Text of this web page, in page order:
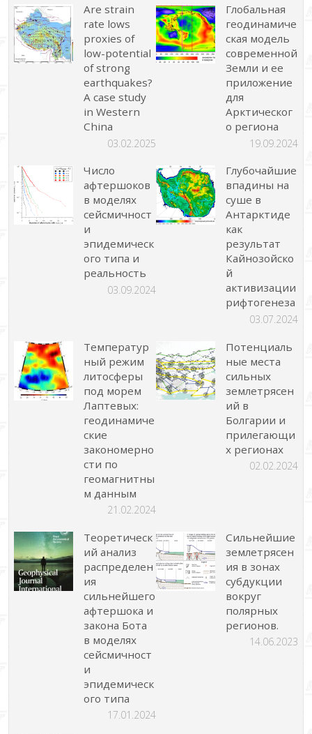
Are strain
rate lows
proxies of
low-potential
of strong
earthquakes?
A case study
in Western
China
03.02.2025
Глобальная
геодинамиче
ская модель
современной
Земли и ее
приложение
для
Арктическог
о региона
19.09.2024
Число
афтершоков
в моделях
сейсмичност
и
эпидемическ
ого типа и
реальность
03.09.2024
Глубочайшие
впадины на
суше в
Антарктиде
как
результат
Кайнозойско
й
активизации
рифтогенеза
03.07.2024
Температур
ный режим
литосферы
под морем
Лаптевых:
геодинамиче
ские
закономерно
сти по
геомагнитны
м данным
21.02.2024
Потенциаль
ные места
сильных
землетрясен
ий в
Болгарии и
прилегающи
х регионах
02.02.2024
Теоретическ
ий анализ
распределен
ия
сильнейшего
афтершока и
закона Бота
в моделях
сейсмичност
и
эпидемическ
ого типа
17.01.2024
Сильнейшие
землетрясен
ия в зонах
субдукции
вокруг
полярных
регионов.
14.06.2023